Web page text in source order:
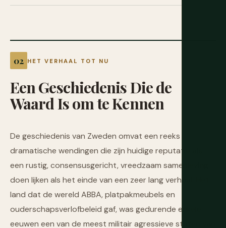
HET VERHAAL TOT NU
EenGeschiedenisDiede
WaardIsomteKennen
De geschiedenis van Zweden omvat een reeks
dramatische wendingen die zijn huidige reputatie als
een rustig, consensusgericht, vreedzaam samenleving
doen lijken als het einde van een zeer lang verhaal. Het
land dat de wereld ABBA, platpakmeubels en
ouderschapsverlofbeleid gaf, was gedurende enkele
eeuwen een van de meest militair agressieve staten van